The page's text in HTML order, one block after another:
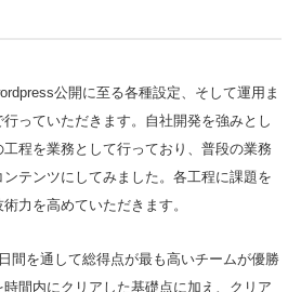
公開に至る各種設定、そして運用ま
っていただきます。自社開発を強みとし
程を業務として行っており、普段の業務
テンツにしてみました。各工程に課題を
力を高めていただきます。
間を通して総得点が最も高いチームが優勝
間内にクリアした基礎点に加え、クリア